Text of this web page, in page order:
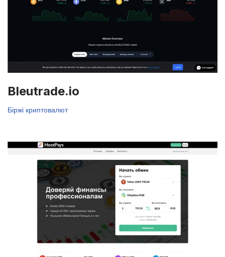
Bleutrade.io
Біржі криптовалют